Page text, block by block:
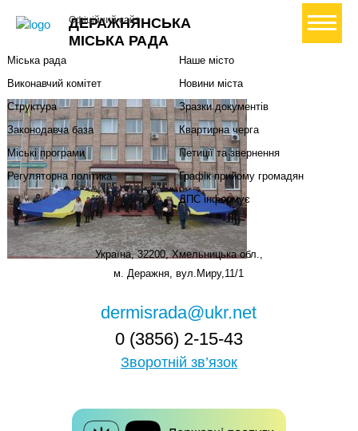
ДЕРАЖНЯНСЬКА
МІСЬКА РАДА
Офіційний сайт+ Створити петицію
Міський голова
Міська рада
Виконавчий комітет
Структура
Законодавча база
Міські програми
Регуляторна політика
Наше місто
Новини міста
Зразки документів
Квартирна черга
Петиції та звернення
Графік прийому громадян
ДПС інформує
Україна, 32200, Хмельницька обл.,
м. Деражня, вул.Миру,11/1
dermisrada@ukr.net
0 (3856) 2-15-43
Зворотній зв’язок